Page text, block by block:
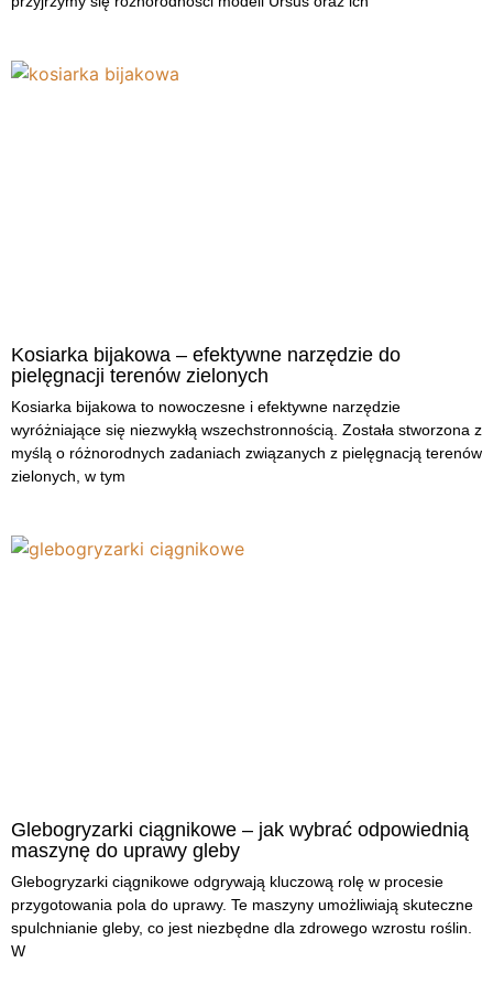
Kosiarka bijakowa – efektywne narzędzie do
pielęgnacji terenów zielonych
Kosiarka bijakowa to nowoczesne i efektywne narzędzie
wyróżniające się niezwykłą wszechstronnością. Została stworzona z
myślą o różnorodnych zadaniach związanych z pielęgnacją terenów
zielonych, w tym
Glebogryzarki ciągnikowe – jak wybrać odpowiednią
maszynę do uprawy gleby
Glebogryzarki ciągnikowe odgrywają kluczową rolę w procesie
przygotowania pola do uprawy. Te maszyny umożliwiają skuteczne
spulchnianie gleby, co jest niezbędne dla zdrowego wzrostu roślin.
W